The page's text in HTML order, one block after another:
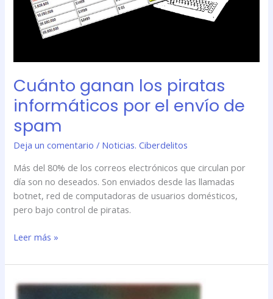
Cuánto ganan los piratas
informáticos por el envío de
spam
Deja un comentario / Noticias. Ciberdelitos
Más del 80% de los correos electrónicos que circulan por
día son no deseados. Son enviados desde las llamadas
botnet, red de computadoras de usuarios domésticos,
pero bajo control de piratas.
spam
Leer más »
Pequeña